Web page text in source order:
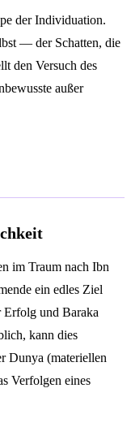
der Individuation.
— der Schatten, die
den Versuch des
außer
im Traum nach Ibn
ein edles Ziel
Erfolg und Baraka
kann dies
Dunya (materiellen
Verfolgen eines